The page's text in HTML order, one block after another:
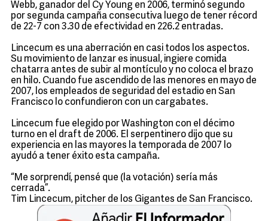
Webb, ganador del Cy Young en 2006, terminó segundo
por segunda campaña consecutiva luego de tener récord
de 22-7 con 3.30 de efectividad en 226.2 entradas.
Lincecum es una aberración en casi todos los aspectos.
Su movimiento de lanzar es inusual, ingiere comida
chatarra antes de subir al montículo y no coloca el brazo
en hilo. Cuando fue ascendido de las menores en mayo de
2007, los empleados de seguridad del estadio en San
Francisco lo confundieron con un cargabates.
Lincecum fue elegido por Washington con el décimo
turno en el draft de 2006. El serpentinero dijo que su
experiencia en las mayores la temporada de 2007 lo
ayudó a tener éxito esta campaña.
“Me sorprendí, pensé que (la votación) sería más
cerrada”.
Tim Lincecum, pitcher de los Gigantes de San Francisco.